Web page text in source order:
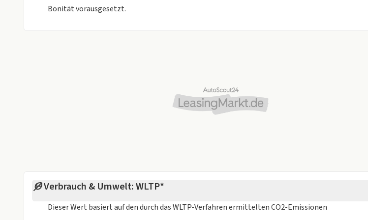
Bonität vorausgesetzt.
Verbrauch & Umwelt: WLTP*
Dieser Wert basiert auf den durch dasWLTP-Verfahrenermittelten CO2-Emissionen